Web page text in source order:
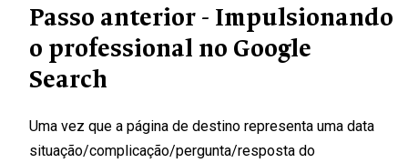
Passo anterior - Impulsionando
o professional no Google
Search
Uma vez que a página de destino representa uma data
situação/complicação/pergunta/resposta do